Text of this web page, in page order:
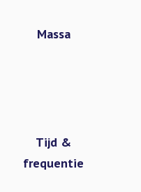
Massa
Tijd &
frequentie